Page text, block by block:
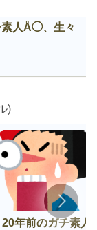
素人Å◯、生々
)
20年前のガチ素人